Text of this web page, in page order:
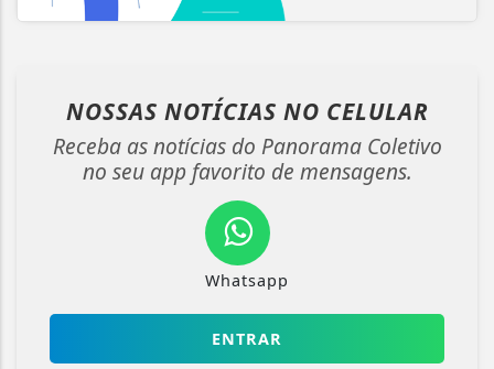
NOSSAS NOTÍCIAS NO CELULAR
Receba as notícias do Panorama Coletivo
no seu app favorito de mensagens.
Whatsapp
ENTRAR